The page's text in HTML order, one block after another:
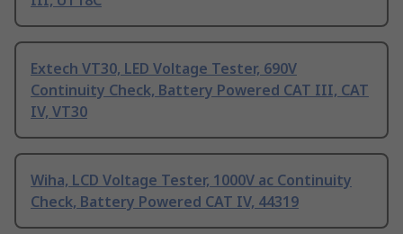
Extech VT30, LED Voltage Tester, 690V
Continuity Check, Battery Powered CAT III, CAT
IV, VT30
Wiha, LCD Voltage Tester, 1000V ac Continuity
Check, Battery Powered CAT IV, 44319